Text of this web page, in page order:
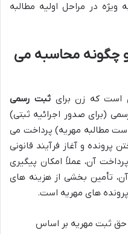
ویژه در مراحل اولیه مطالبه
محاسبه می
است که زن برای ثبت رسمی
(برای صدور اجرائیه ثبتی)
مطالبه مهریه) پرداخت می
پرونده و آغاز فرآیند قانونی
آن، عملاً امکان پیگیری
تأمین بخشی از هزینه های
پرونده های مهریه است.
حق ثبت مهریه بر اساس